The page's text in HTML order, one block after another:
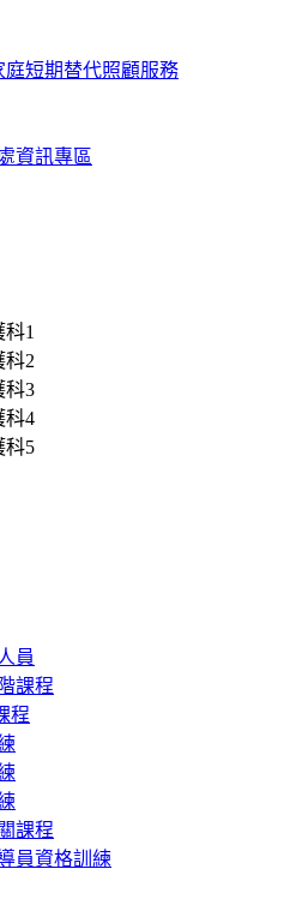
短期替代照顧服務
資訊專區
員
課程
程
課程
員資格訓練